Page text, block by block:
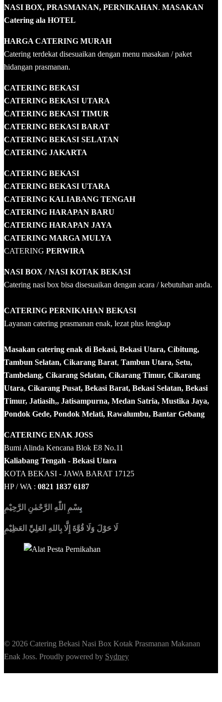
NASI BOX, PRASMANAN, PERNIKAHAN. MASAKAN
Catering ala HOTEL
HARGA CATERING MURAH
Catering terdekat disesuaikan dengan menu masakan / paket
hidangan prasmanan.
CATERING BEKASI
CATERING BEKASI UTARA
CATERING BEKASI TIMUR
CATERING BEKASI BARAT
CATERING BEKASI SELATAN
CATERING JAKARTA
CATERING BEKASI
CATERING BEKASI UTARA
CATERING KALIABANG TENGAH
CATERING HARAPAN BARU
CATERING HARAPAN JAYA
CATERING MARGA MULYA
CATERING PERWIRA
NASI BOX / NASI KOTAK BEKASI
Catering nasi box bisa disesuaikan dengan acara / kebutuhan anda.
CATERING PERNIKAHAN BEKASI
Layanan catering prasmanan enak, lezat plus lengkap
Masakan catering enak di Bekasi, Bekasi Utara, Cibitung,
Tambun Selatan, Cikarang Barat, Tambun Utara, Setu,
Tambelang, Cikarang Selatan, Cikarang Timur, Cikarang
Utara, Cikarang Pusat, Bekasi Barat, Bekasi Selatan, Bekasi
Timur, Jatiasih,, Jatisampurna, Medan Satria, Mustika Jaya,
Pondok Gede, Pondok Melati, Rawalumbu, Bantar Gebang
CATERING ENAK JOSS
Bumi Alinda Kencana Blok E8 No.11
Kaliabang Tengah - Bekasi Utara
KOTA BEKASI - JAWA BARAT 17125
HP / WA : 0821 1837 6187
بِسْمِ اللّٰهِ الرَّحْمٰنِ الرَّحِيْمِ
لَا حَوْلَ وَلَا قُوَّةَ إِلَّا بِاللهِ العَلِيِّ العَظِيْمِ
© 2026 Catering Bekasi Nasi Box Kotak Prasmanan Makanan
Enak Joss. Proudly powered by Sydney